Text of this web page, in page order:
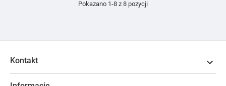
Pokazano 1-8 z 8 pozycji
Kontakt 